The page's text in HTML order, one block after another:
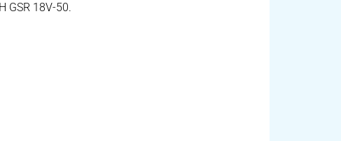
GSR 18V-50.